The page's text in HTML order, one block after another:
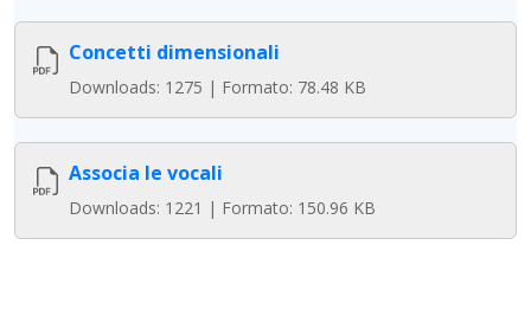
Concetti dimensionali
Downloads: 1275 | Formato: 78.48 KB
Associa le vocali
Downloads: 1221 | Formato: 150.96 KB